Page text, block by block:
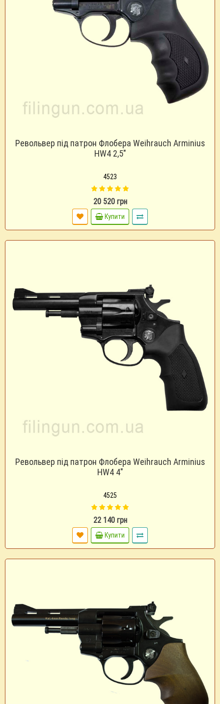
Револьвер під патрон Флобера Weihrauch Arminius
HW4 2,5"
4523
20 520 грн
Купити
Револьвер під патрон Флобера Weihrauch Arminius
HW4 4"
4525
22 140 грн
Купити